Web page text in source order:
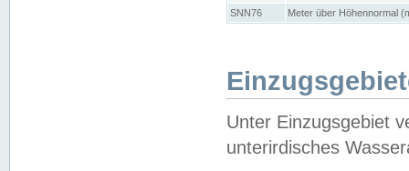
SNN76
Meter über Höhennormal
Unter Einzugsgebiet
unterirdisches